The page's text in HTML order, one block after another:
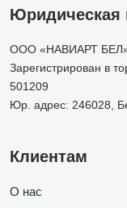
ООО «НАВИАРТ
Зарегистрирован в
501209
Юр. адрес: 246028,
Клиентам
О нас